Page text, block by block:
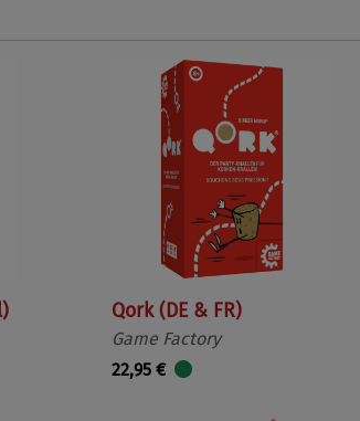
Qork (DE & FR)
Game Factory
22,95 €